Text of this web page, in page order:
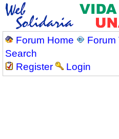
Forum Home Forum
Search
Register
Login